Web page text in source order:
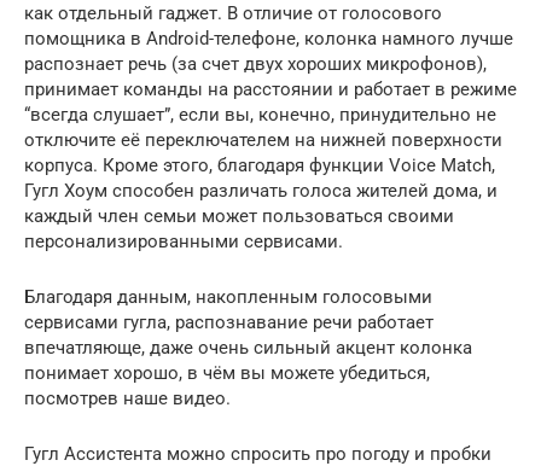
как отдельный гаджет. В отличие от голосового
помощника в Android-телефоне, колонка намного лучше
распознает речь (за счет двух хороших микрофонов),
принимает команды на расстоянии и работает в режиме
“всегда слушает”, если вы, конечно, принудительно не
отключите её переключателем на нижней поверхности
корпуса. Кроме этого, благодаря функции Voice Match,
Гугл Хоум способен различать голоса жителей дома, и
каждый член семьи может пользоваться своими
персонализированными сервисами.
Благодаря данным, накопленным голосовыми
сервисами гугла, распознавание речи работает
впечатляюще, даже очень сильный акцент колонка
понимает хорошо, в чём вы можете убедиться,
посмотрев наше видео.
Гугл Ассистента можно спросить про погоду и пробки